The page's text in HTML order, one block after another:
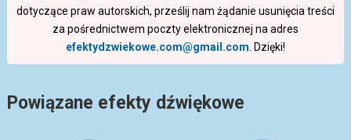
dotyczące praw autorskich, prześlij nam żądanie usunięcia treści
za pośrednictwem poczty elektronicznej na adres
efektydzwiekowe.com@gmail.com . Dzięki!
Powiązane efekty dźwiękowe